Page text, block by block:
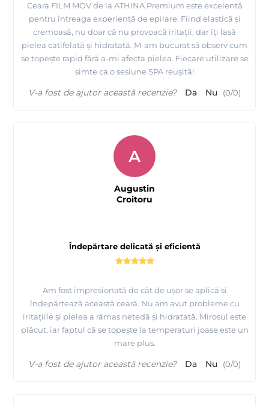
Ceara FILM MOV de la ATHINA Premium este excelentă
pentru întreaga experiență de epilare. Fiind elastică și
cremoasă, nu doar că nu provoacă iritații, dar îți lasă
pielea catifelată și hidratată. M-am bucurat să observ cum
se topește rapid fără a-mi afecta pielea. Fiecare utilizare se
simte ca o sesiune SPA reușită!
V-a fost de ajutor această recenzie? Da Nu (0/0)
Îndepărtare delicată și eficientă
Am fost impresionată de cât de ușor se aplică și
îndepărtează această ceară. Nu am avut probleme cu
iritațiile și pielea a rămas netedă și hidratată. Mirosul este
plăcut, iar faptul că se topește la temperaturi joase este un
mare plus.
A
Augustin
Croitoru
V-a fost de ajutor această recenzie? Da Nu (0/0)